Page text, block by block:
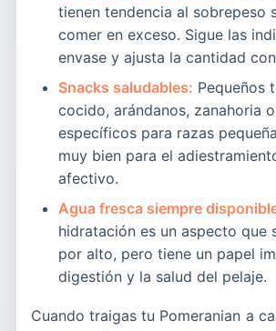
tienen tendencia al sobrepeso
comer en exceso. Sigue las
envase y ajusta la cantidad
Snacks saludables: Pequeños
cocido, arándanos, zanahoria
específicos para razas
muy bien para el
afectivo.
Agua fresca siempre
hidratación es un aspecto que
por alto, pero tiene un papel
digestión y la salud del pelaje.
Cuando traigas tu Pomeranian a